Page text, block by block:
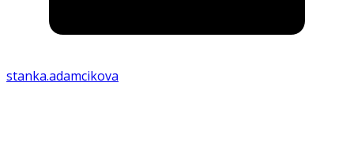
stanka.adamcikova